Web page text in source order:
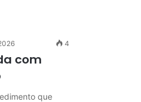
4
com
que